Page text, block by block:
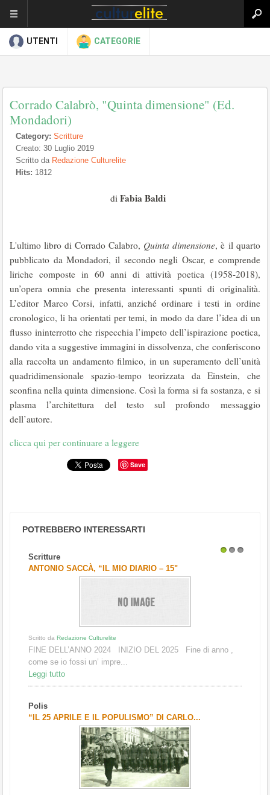
UTENTI CATEGORIE
Corrado Calabrò, "Quinta dimensione" (Ed.
Mondadori)
Category: Scritture
Creato: 30 Luglio 2019
Scritto da Redazione Culturelite
Hits: 1812
di Fabia Baldi
L'ultimo libro di Corrado Calabro, Quinta dimensione, è il quarto
pubblicato da Mondadori, il secondo negli Oscar, e comprende
liriche composte in 60 anni di attività poetica (1958-2018),
un’opera omnia che presenta interessanti spunti di originalità.
L’editor Marco Corsi, infatti, anziché ordinare i testi in ordine
cronologico, li ha orientati per temi, in modo da dare l’idea di un
flusso ininterrotto che rispecchia l’impeto dell’ispirazione poetica,
dando vita a suggestive immagini in dissolvenza, che conferiscono
alla raccolta un andamento filmico, in un superamento dell’unità
quadridimensionale spazio-tempo teorizzata da Einstein, che
sconfina nella quinta dimensione. Così la forma si fa sostanza, e si
plasma l’architettura del testo sul profondo messaggio
dell’autore.
clicca qui per continuare a leggere
Save
POTREBBERO INTERESSARTI
Scritture
ANTONIO SACCÀ, “IL MIO DIARIO – 15"
Scritto da Redazione Culturelite
FINE DELL’ANNO 2024 INIZIO DEL 2025 Fine di anno ,
come se io fossi un’ impre...
Leggi tutto
Polis
“IL 25 APRILE E IL POPULISMO” DI CARLO...